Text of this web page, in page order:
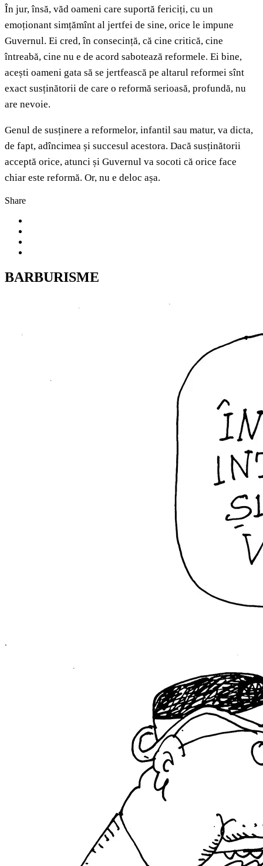
În jur, însă, văd oameni care suportă fericiți, cu un
emoționant simțămînt al jertfei de sine, orice le impune
Guvernul. Ei cred, în consecință, că cine critică, cine
întreabă, cine nu e de acord sabotează reformele. Ei bine,
acești oameni gata să se jertfească pe altarul reformei sînt
exact susținătorii de care o reformă serioasă, profundă, nu
are nevoie.
Genul de susținere a reformelor, infantil sau matur, va dicta,
de fapt, adîncimea și succesul acestora. Dacă susținătorii
acceptă orice, atunci și Guvernul va socoti că orice face
chiar este reformă. Or, nu e deloc așa.
Share
BARBURISME